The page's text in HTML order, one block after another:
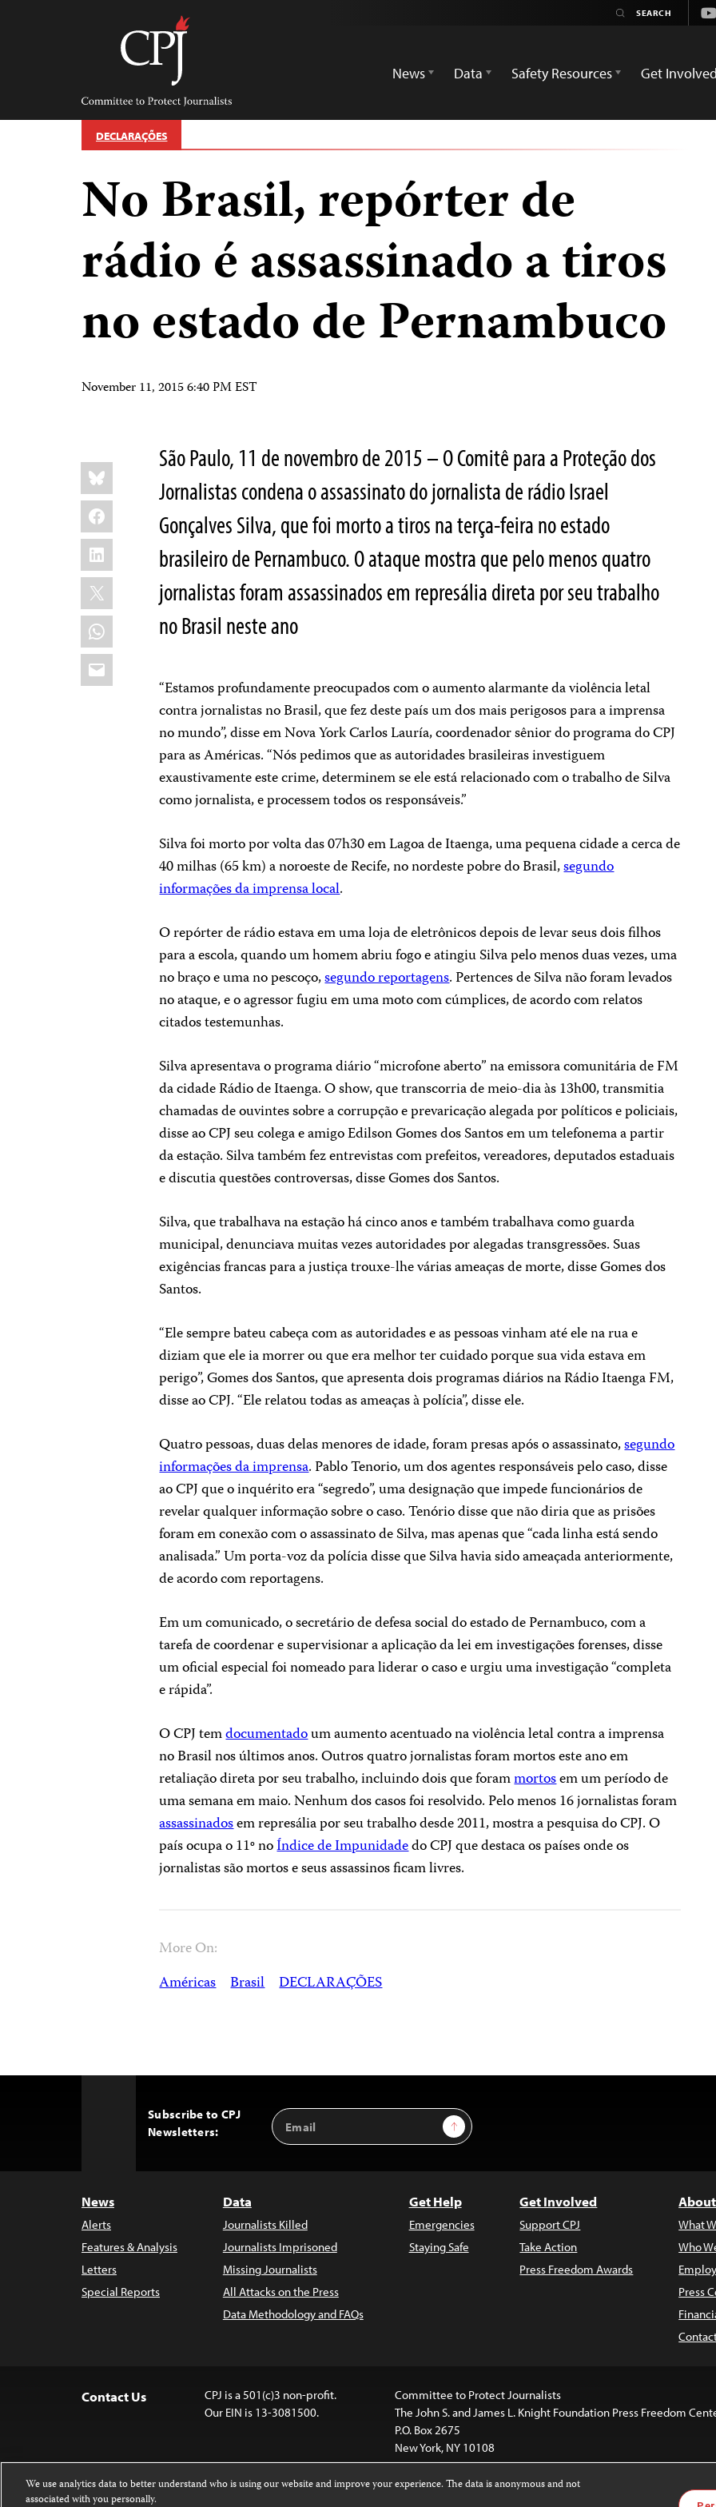
Committee
Protect
Journalists
News
Data Safety Resources Get Involved
DECLARAÇÕES
No Brasil, repórter de
rádio é assassinado a tiros
no estado de Pernambuco
November 11, 2015 6:40 PM EST
Share
this:
Bluesky
Facebook
LinkedIn
X
WhatsApp
Email
São Paulo, 11 de novembro de 2015 – O Comitê para a Proteção dos
Jornalistas condena o assassinato do jornalista de rádio Israel
Gonçalves Silva, que foi morto a tiros na terça-feira no estado
brasileiro de Pernambuco. O ataque mostra que pelo menos quatro
jornalistas foram assassinados em represália direta por seu trabalho
no Brasil neste ano
“Estamos profundamente preocupados com o aumento alarmante da violência letal
contra jornalistas no Brasil, que fez deste país um dos mais perigosos para a imprensa
no mundo”, disse em Nova York Carlos Lauría, coordenador sênior do programa do CPJ
para as Américas. “Nós pedimos que as autoridades brasileiras investiguem
exaustivamente este crime, determinem se ele está relacionado com o trabalho de Silva
como jornalista, e processem todos os responsáveis.”
Silva foi morto por volta das 07h30 em Lagoa de Itaenga, uma pequena cidade a cerca de
40 milhas (65 km) a noroeste de Recife, no nordeste pobre do Brasil,segundo
informações da imprensa local.
O repórter de rádio estava em uma loja de eletrônicos depois de levar seus dois filhos
para a escola, quando um homem abriu fogo e atingiu Silva pelo menos duas vezes, uma
no braço e uma no pescoço,segundo reportagens. Pertences de Silva não foram levados
no ataque, e o agressor fugiu em uma moto com cúmplices, de acordo com relatos
citados testemunhas.
Silva apresentava o programa diário “microfone aberto” na emissora comunitária de FM
da cidade Rádio de Itaenga. O show, que transcorria de meio-dia às 13h00, transmitia
chamadas de ouvintes sobre a corrupção e prevaricação alegada por políticos e policiais,
disse ao CPJ seu colega e amigo Edilson Gomes dos Santos em um telefonema a partir
da estação. Silva também fez entrevistas com prefeitos, vereadores, deputados estaduais
e discutia questões controversas, disse Gomes dos Santos.
Silva, que trabalhava na estação há cinco anos e também trabalhava como guarda
municipal, denunciava muitas vezes autoridades por alegadas transgressões. Suas
exigências francas para a justiça trouxe-lhe várias ameaças de morte, disse Gomes dos
Santos.
“Ele sempre bateu cabeça com as autoridades e as pessoas vinham até ele na rua e
diziam que ele ia morrer ou que era melhor ter cuidado porque sua vida estava em
perigo”, Gomes dos Santos, que apresenta dois programas diários na Rádio Itaenga FM,
disse ao CPJ. “Ele relatou todas as ameaças à polícia”, disse ele.
Quatro pessoas, duas delas menores de idade, foram presas após o assassinato,segundo
informações da imprensa. Pablo Tenorio, um dos agentes responsáveis pelo caso, disse
ao CPJ que o inquérito era “segredo”, uma designação que impede funcionários de
revelar qualquer informação sobre o caso. Tenório disse que não diria que as prisões
foram em conexão com o assassinato de Silva, mas apenas que “cada linha está sendo
analisada.” Um porta-voz da polícia disse que Silva havia sido ameaçada anteriormente,
de acordo com reportagens.
Em um comunicado, o secretário de defesa social do estado de Pernambuco, com a
tarefa de coordenar e supervisionar a aplicação da lei em investigações forenses, disse
um oficial especial foi nomeado para liderar o caso e urgiu uma investigação “completa
e rápida”.
O CPJ temdocumentadoum aumento acentuado na violência letal contra a imprensa
no Brasil nos últimos anos. Outros quatro jornalistas foram mortos este ano em
retaliação direta por seu trabalho, incluindo dois que forammortosem um período de
uma semana em maio. Nenhum dos casos foi resolvido. Pelo menos 16 jornalistas foram
assassinadosem represália por seu trabalho desde 2011, mostra a pesquisa do CPJ. O
país ocupa o 11º noÍndice de Impunidadedo CPJ que destaca os países onde os
jornalistas são mortos e seus assassinos ficam livres.
More On:
Américas Brasil DECLARAÇÕES
Subscribe to CPJ
Newsletters:
Email
Address
Sign Up
News
Alerts
Features & Analysis
Letters
Special Reports
Data
Journalists Killed
Journalists Imprisoned
Missing Journalists
All Attacks on the Press
Data Methodology and FAQs
Get Help
Emergencies
Staying Safe
Get Involved
Support CPJ
Take Action
Press Freedom Awards
What
Who
Press
Contact Us
CPJ is a 501(c)3 non-profit.
Our EIN is 13-3081500.
Committee to Protect Journalists
The John S. and James L. Knight Foundation Press Freedom
P.O. Box 2675
New York, NY 10108
We use analytics data to better understand who is using our website and improve your experience. The data is anonymous and not
associated with you personally.